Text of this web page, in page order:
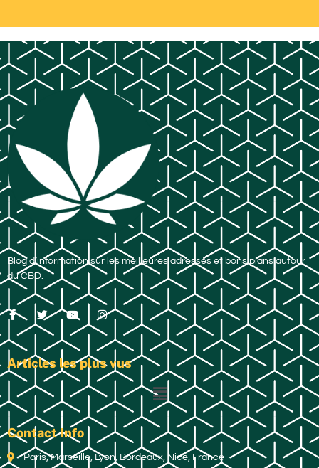
Blog d’information sur les meilleures adresses et bons plans autour
du CBD.
Articles les plus vus
Contact Info
Paris, Marseille, Lyon, Bordeaux, Nice, France